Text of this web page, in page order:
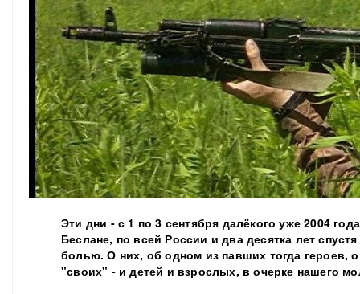
Эти дни - с 1 по 3 сентября далёкого уже 2004
Беслане, по всей России и два десятка лет
болью. О них, об одном из павших тогда героев,
"своих" - и детей и взрослых, в очерке нашего